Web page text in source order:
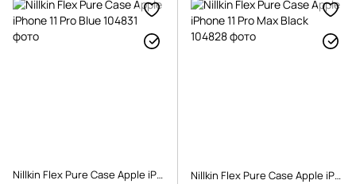
Nillkin Flex Pure Case Apple iPhone 11 Pro Blue Nillkin Flex Pure Case Apple iPhone 11 Pro Max Black